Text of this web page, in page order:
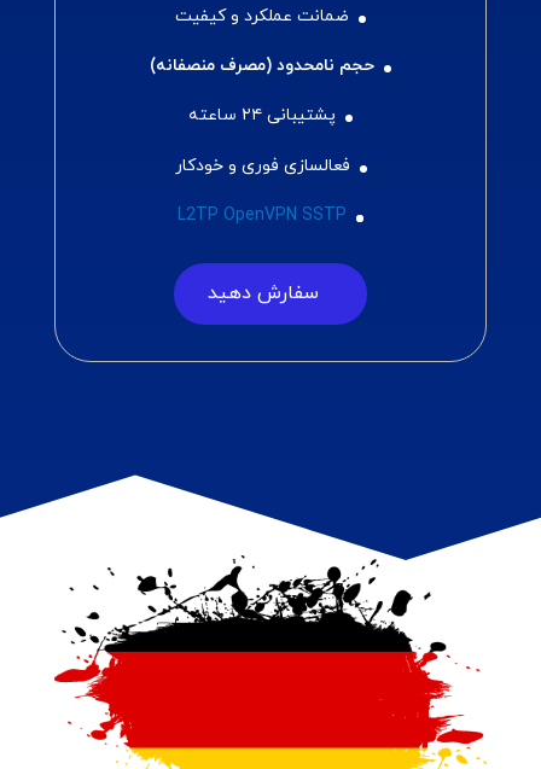
ضمانت عملکرد و کیفیت
حجم نامحدود (مصرف منصفانه)
پشتیبانی ۲۴ ساعته
فعالسازی فوری و خودکار
L2TP OpenVPN SSTP
سفارش دهید